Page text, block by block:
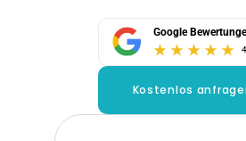
Google
Kostenlos